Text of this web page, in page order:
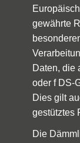
gewährte
Daten, die
oder f DS-
Dies gilt
gestütztes
Die